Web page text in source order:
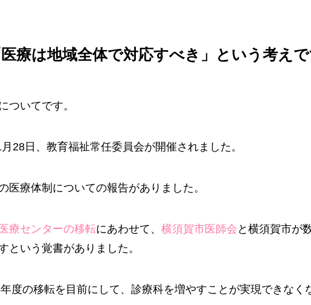
療は地域全体で対応すべき」という考え
ついてです。
28日、教育福祉常任委員会が開催されました。
医療体制についての報告がありました。
療センターの移転にあわせて、 横須賀市医師会 と横須賀市が
という覚書がありました。
度の移転を目前にして、診療科を増やすことが実現できなく